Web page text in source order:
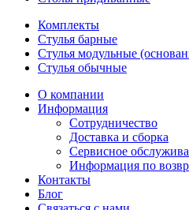
Комплекты
Стулья барные
Стулья модульные
Стулья обычные
О компании
Информация
Сотрудничество
Доставка и сборка
Сервисное
Информация по
Контакты
Блог